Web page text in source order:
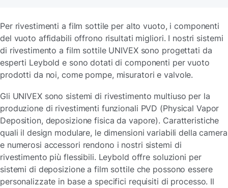
Per rivestimenti a film sottile per alto vuoto, i componenti
del vuoto affidabili offrono risultati migliori. I nostri sistemi
di rivestimento a film sottile UNIVEX sono progettati da
esperti Leybold e sono dotati di componenti per vuoto
prodotti da noi, come pompe, misuratori e valvole.
Gli UNIVEX sono sistemi di rivestimento multiuso per la
produzione di rivestimenti funzionali PVD (Physical Vapor
Deposition, deposizione fisica da vapore). Caratteristiche
quali il design modulare, le dimensioni variabili della camera
e numerosi accessori rendono i nostri sistemi di
rivestimento più flessibili. Leybold offre soluzioni per
sistemi di deposizione a film sottile che possono essere
personalizzate in base a specifici requisiti di processo. Il